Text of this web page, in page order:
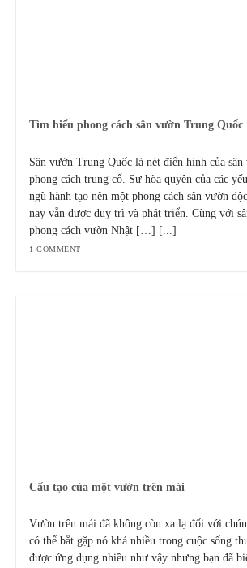
Tìm hiểu phong cách sân vườn Trung Quốc
Sân vườn Trung Quốc là nét điển hình của sân
phong cách trung cổ. Sự hòa quyện của các
ngũ hành tạo nên một phong cách sân vườn
nay vẫn được duy trì và phát triển. Cùng với
phong cách vườn Nhật […] [...]
1 COMMENT
Cấu tạo của một vườn trên mái
Vườn trên mái đã không còn xa lạ đối với
có thể bắt gặp nó khá nhiều trong cuộc sống
được ứng dụng nhiều như vậy nhưng bạn đã